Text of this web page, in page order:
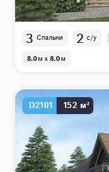
3 Спальни 2 с/у
8.0м x 8.0м
D2101 152 м²